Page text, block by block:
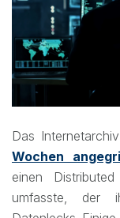
Das
Wochen
einen
umfasste, der